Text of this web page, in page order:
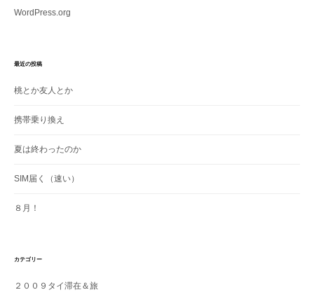
WordPress.org
最近の投稿
桃とか友人とか
携帯乗り換え
夏は終わったのか
SIM届く（速い）
８月！
カテゴリー
２００９タイ滞在＆旅